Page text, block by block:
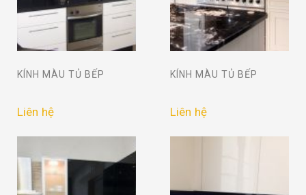
KÍNH MÀU TỦ BẾP
Liên hệ
KÍNH MÀU TỦ BẾP
Liên hệ